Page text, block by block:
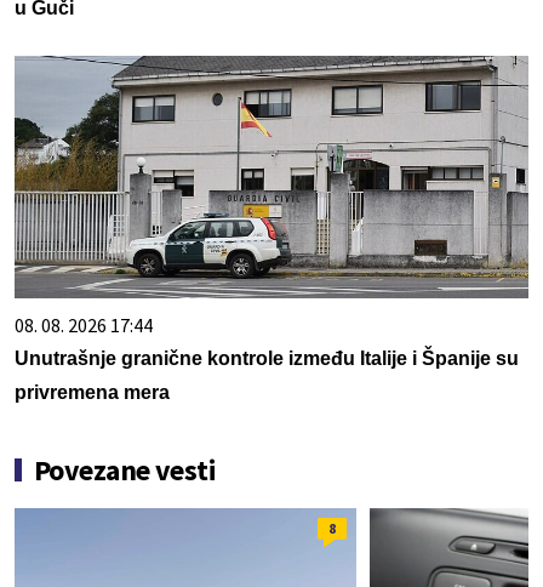
u Guči
08. 08. 2026 17:44
Unutrašnje granične kontrole između Italije i Španije su
privremena mera
Povezane vesti
8